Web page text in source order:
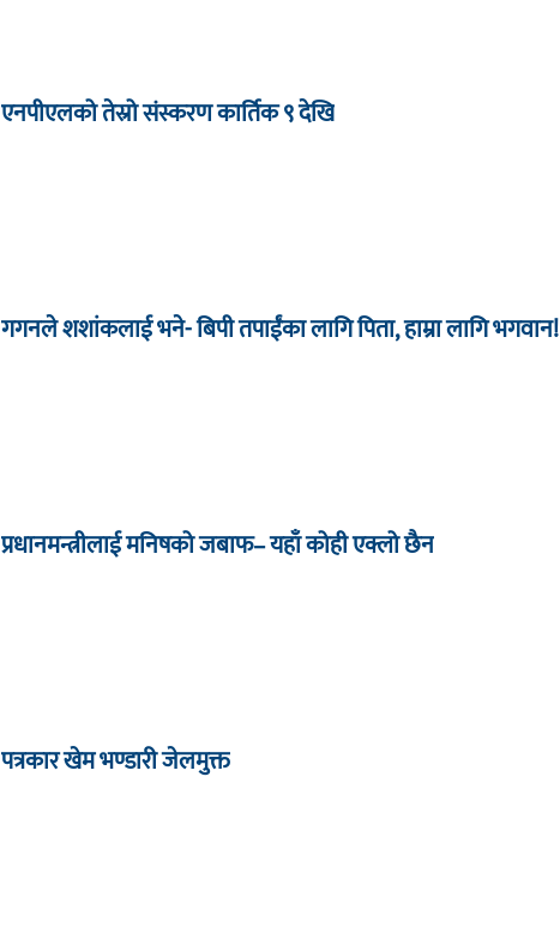
एनपीएलको तेस्रो संस्करण कार्तिक ९ देखि
गगनले शशांकलाई भने- बिपी तपाईंका लागि पिता, हाम्रा लागि भगवान!
प्रधानमन्त्रीलाई मनिषको जबाफ– यहाँ कोही एक्लो छैन
पत्रकार खेम भण्डारी जेलमुक्त